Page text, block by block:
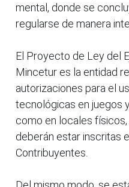
mental, donde se
regularse de manera
El Proyecto de Ley del
Mincetur es la entidad
autorizaciones para el
tecnológicas en juegos
como en locales
deberán estar inscritas
Contribuyentes.